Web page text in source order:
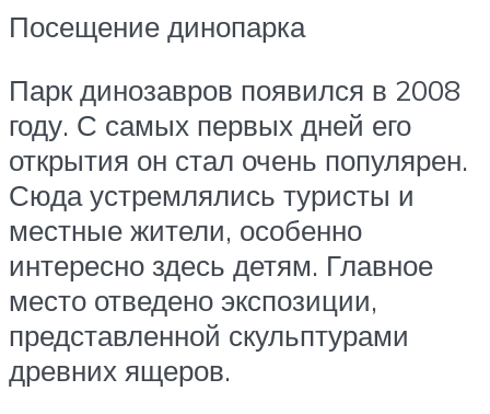
Посещение динопарка
Парк динозавров появился в 2008
году. С самых первых дней его
открытия он стал очень популярен.
Сюда устремлялись туристы и
местные жители, особенно
интересно здесь детям. Главное
место отведено экспозиции,
представленной скульптурами
древних ящеров.